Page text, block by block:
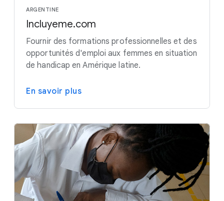
ARGENTINE
Incluyeme.com
Fournir des formations professionnelles et des
opportunités d'emploi aux femmes en situation
de handicap en Amérique latine.
En savoir plus